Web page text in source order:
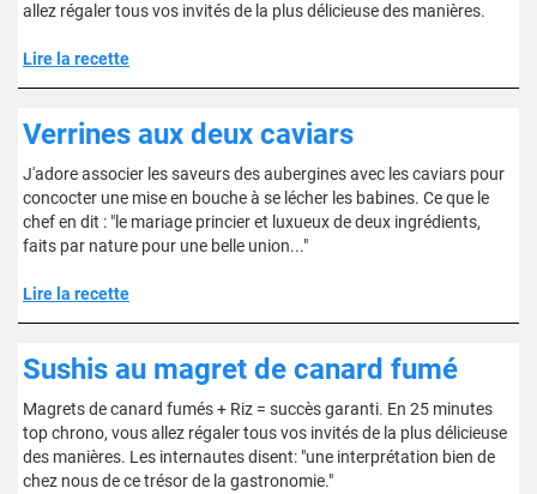
allez régaler tous vos invités de la plus délicieuse des manières.
Lire la recette
Verrines aux deux caviars
J'adore associer les saveurs des aubergines avec les caviars pour
concocter une mise en bouche à se lécher les babines. Ce que le
chef en dit : "le mariage princier et luxueux de deux ingrédients,
faits par nature pour une belle union..."
Lire la recette
Sushis au magret de canard fumé
Magrets de canard fumés + Riz = succès garanti. En 25 minutes
top chrono, vous allez régaler tous vos invités de la plus délicieuse
des manières. Les internautes disent: "une interprétation bien de
chez nous de ce trésor de la gastronomie."